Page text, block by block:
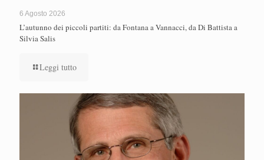
6 Agosto 2026
L’autunno dei piccoli partiti: da Fontana a Vannacci, da Di Battista a
Silvia Salis
Leggi tutto